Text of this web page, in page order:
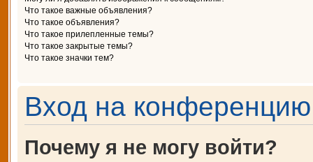
Что такое важные объявления?
Что такое объявления?
Что такое прилепленные темы?
Что такое закрытые темы?
Что такое значки тем?
Вход на конференцию
Почему я не могу войти?